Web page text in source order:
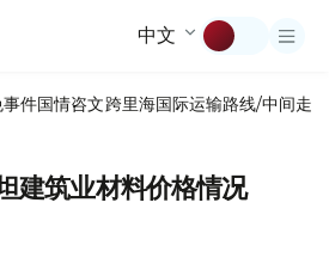
中文
事件国情咨文跨里海国际运输路线/中间走廊
建筑业材料价格情况